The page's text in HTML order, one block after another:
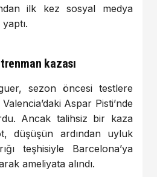
ilk kez sosyal medya
kazası
sezon öncesi testlere
Aspar Pisti’nde
Ancak talihsiz bir kaza
düşüşün ardından uyluk
teşhisiyle Barcelona’ya
ameliyata alındı.